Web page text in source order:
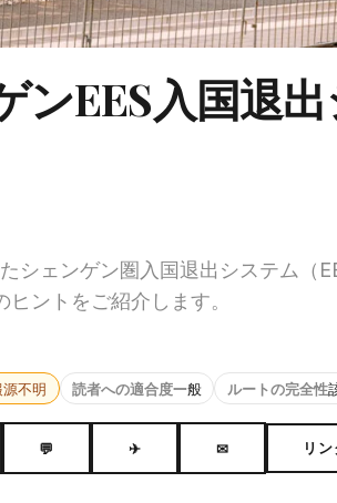
ンEES入国退
シェンゲン圏入国退出システム（
ントをご紹介します。
不明 読者への適合度一般 ルートの完全性
💬 ✈ ✉ リ